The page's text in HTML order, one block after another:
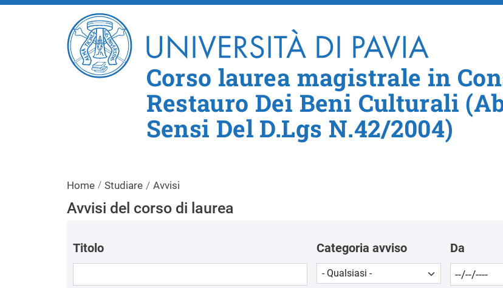
Salta al contenuto
Corso laurea magistrale in
Restauro Dei Beni Culturali
Sensi Del D.Lgs N.42/2004)
Home Studiare Avvisi
Avvisi del corso di laurea
Titolo Categoria avviso Da